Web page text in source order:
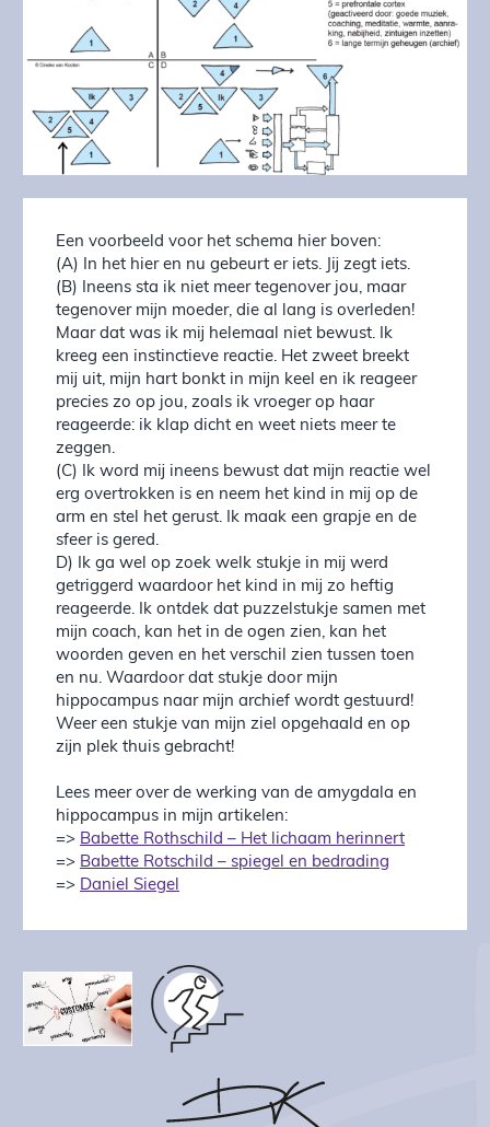
Een voorbeeld voor het schema hier boven:
(A) In het hier en nu gebeurt er iets. Jij zegt iets.
(B) Ineens sta ik niet meer tegenover jou, maar
tegenover mijn moeder, die al lang is overleden!
Maar dat was ik mij helemaal niet bewust. Ik
kreeg een instinctieve reactie. Het zweet breekt
mij uit, mijn hart bonkt in mijn keel en ik reageer
precies zo op jou, zoals ik vroeger op haar
reageerde: ik klap dicht en weet niets meer te
zeggen.
(C) Ik word mij ineens bewust dat mijn reactie wel
erg overtrokken is en neem het kind in mij op de
arm en stel het gerust. Ik maak een grapje en de
sfeer is gered.
D) Ik ga wel op zoek welk stukje in mij werd
getriggerd waardoor het kind in mij zo heftig
reageerde. Ik ontdek dat puzzelstukje samen met
mijn coach, kan het in de ogen zien, kan het
woorden geven en het verschil zien tussen toen
en nu. Waardoor dat stukje door mijn
hippocampus naar mijn archief wordt gestuurd!
Weer een stukje van mijn ziel opgehaald en op
zijn plek thuis gebracht!
Lees meer over de werking van de amygdala en
hippocampus in mijn artikelen:
=> Babette Rothschild – Het lichaam herinnert
=> Babette Rotschild – spiegel en bedrading
=> Daniel Siegel